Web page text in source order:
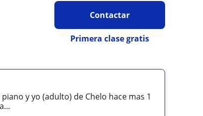
Contactar
Primera clase gratis
y yo (adulto) de Chelo hace mas 1